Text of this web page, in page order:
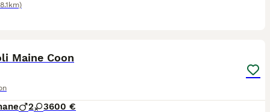
Maine Coon
2 3600 €